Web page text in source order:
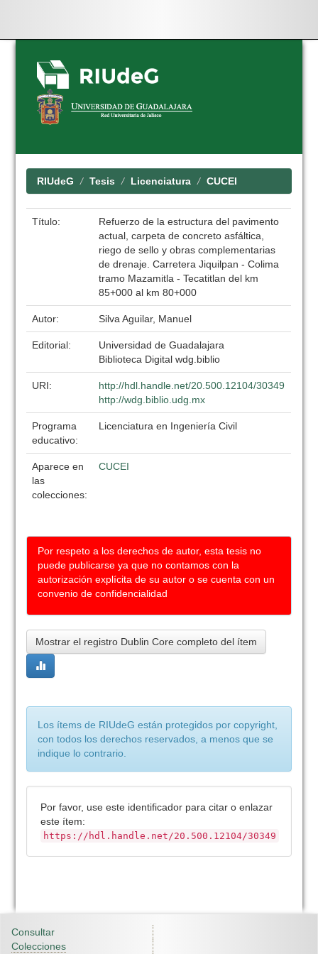
Skip
navigation
RIUdeG Tesis Licenciatura CUCEI
Título:
Refuerzo de la estructura del pavimento
actual, carpeta de concreto asfáltica,
riego de sello y obras complementarias
de drenaje. Carretera Jiquilpan - Colima
tramo Mazamitla - Tecatitlan del km
85+000 al km 80+000
Autor: Silva Aguilar, Manuel
Editorial:
Universidad de Guadalajara
Biblioteca Digital wdg.biblio
URI:
http://hdl.handle.net/20.500.12104/30349
http://wdg.biblio.udg.mx
Programa
educativo:
Licenciatura en Ingeniería Civil
Aparece en
las
colecciones:
CUCEI
Por respeto a los derechos de autor, esta tesis no
puede publicarse ya que no contamos con la
autorización explícita de su autor o se cuenta con un
convenio de confidencialidad
Mostrar el registro Dublin Core completo del ítem
Los ítems de RIUdeG están protegidos por copyright,
con todos los derechos reservados, a menos que se
indique lo contrario.
Por favor, use este identificador para citar o enlazar
este ítem:
https://hdl.handle.net/20.500.12104/30349
Consultar
Colecciones